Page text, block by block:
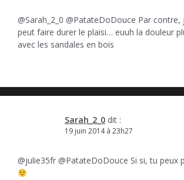
@Sarah_2_0 @PatateDoDouce Par contre,
peut faire durer le plaisi… euuh la douleur
avec les sandales en bois
Sarah_2_0 dit :
19 juin 2014 à 23h27
@julie35fr @PatateDoDouce Si si, tu peux